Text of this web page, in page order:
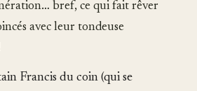
bref, ce qui fait rêver
avec leur tondeuse
Francis du coin (qui se